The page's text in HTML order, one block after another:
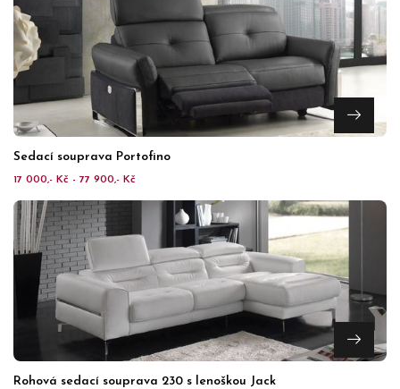
Sedací souprava Portofino
17 000,- Kč - 77 900,- Kč
Rohová sedací souprava 230 s lenoškou Jack